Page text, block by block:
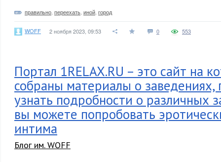
правильно переехать иной город
WOFF 2 ноября 2023, 09:53 0 553
Портал 1RELAX.RU – это сайт на
собраны материалы о
узнать подробности о различных
вы можете попробовать
интима
Блог им. WOFF